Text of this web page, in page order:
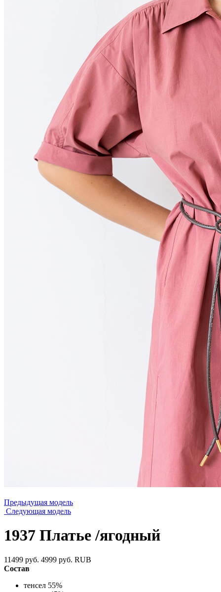
Предыдущая модель
Следующая модель
1937 Платье /ягодный
11499 руб. 4999 руб. RUB
Состав
тенсел 55%